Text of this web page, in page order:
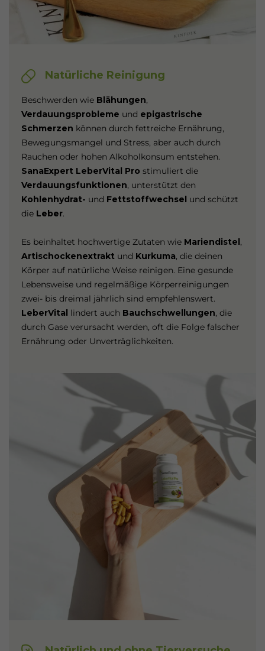
Natürliche Reinigung
Beschwerden wie Blähungen,
Verdauungsprobleme und epigastrische
Schmerzen können durch fettreiche Ernährung,
Bewegungsmangel und Stress, aber auch durch
Rauchen oder hohen Alkoholkonsum entstehen.
SanaExpert LeberVital Pro stimuliert die
Verdauungsfunktionen, unterstützt den
Kohlenhydrat- und Fettstoffwechsel und schützt
die Leber.
Es beinhaltet hochwertige Zutaten wie Mariendistel,
Artischockenextraktund Kurkuma, die deinen
Körper auf natürliche Weise reinigen. Eine gesunde
Lebensweise und regelmäßige Körperreinigungen
zwei- bis dreimal jährlich sind empfehlenswert.
LeberVital lindert auch Bauchschwellungen, die
durch Gase verursacht werden, oft die Folge falscher
Ernährung oder Unverträglichkeiten.